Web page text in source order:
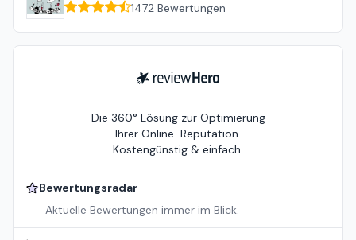
1472 Bewertungen
ReviewHero
Die 360° Lösung zur Optimierung
Ihrer Online-Reputation.
Kostengünstig & einfach.
Bewertungsradar
Aktuelle Bewertungen immer im Blick.